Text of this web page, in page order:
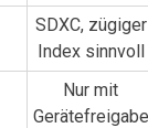
SDXC, zügiger
Index​ sinnvoll
Nur mit
Gerätefreigabe